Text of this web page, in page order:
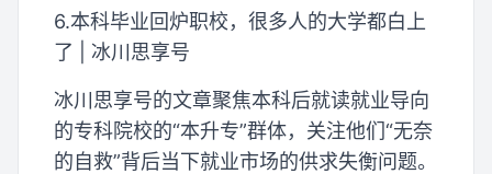
6.本科毕业回炉职校，很多人的大学都白上
了 | 冰川思享号
冰川思享号的文章聚焦本科后就读就业导向
的专科院校的“本升专”群体，关注他们“无奈
的自救”背后当下就业市场的供求失衡问题。